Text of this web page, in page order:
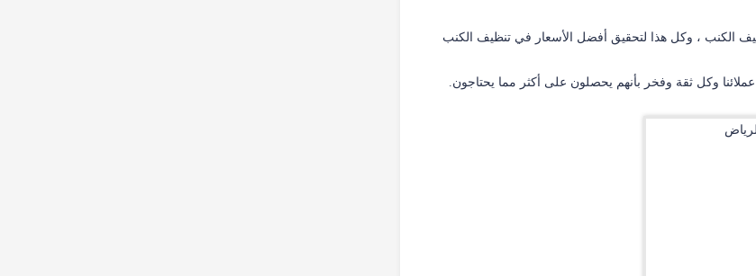
الكنب ، وكل هذا لتحقيق أفضل الأسعار في تنظيف الكنب
وكل ثقة وفخر بأنهم يحصلون على أكثر مما يحتاجون.